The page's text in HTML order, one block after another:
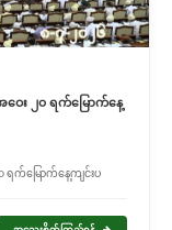
ောက်နေ့
တတိယအကြိမ် ပြည်သူ့လွှတ်တော် ဒုတိယပုံမှန်အစည်းအဝေး ၂၀ ရက်မြောက်နေ့ကျင်းပ